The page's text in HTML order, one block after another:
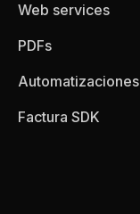
Web services
PDFs
Automatizaciones
Factura SDK